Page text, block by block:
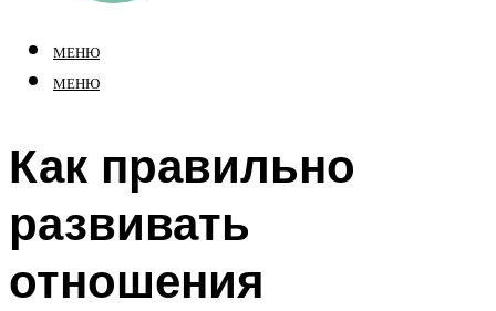
МЕНЮ
МЕНЮ
Как правильно
развивать
отношения